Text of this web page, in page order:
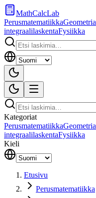
MathCalcLab
PerusmatematiikkaGeometria
integraalilaskentaFysiikka
Kategoriat
PerusmatematiikkaGeometria
integraalilaskentaFysiikka
Kieli
Etusivu
Perusmatematiikka